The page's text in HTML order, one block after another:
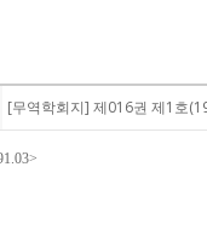
[무역학회지] 제016권 제1호